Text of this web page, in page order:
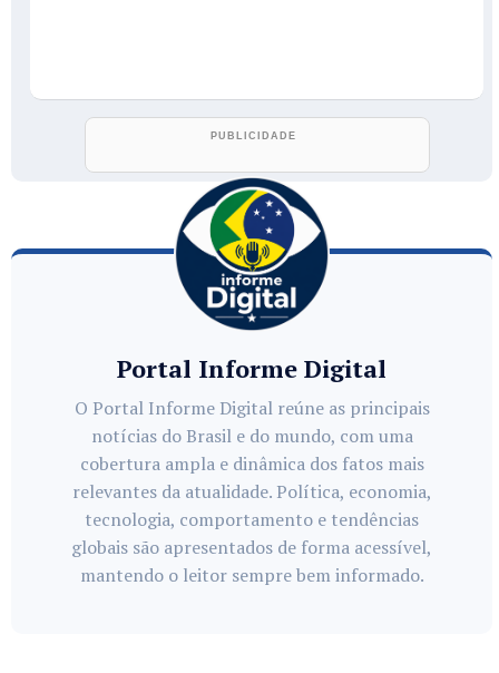
Portal Informe Digital
O Portal Informe Digital reúne as principais
notícias do Brasil e do mundo, com uma
cobertura ampla e dinâmica dos fatos mais
relevantes da atualidade. Política, economia,
tecnologia, comportamento e tendências
globais são apresentados de forma acessível,
mantendo o leitor sempre bem informado.